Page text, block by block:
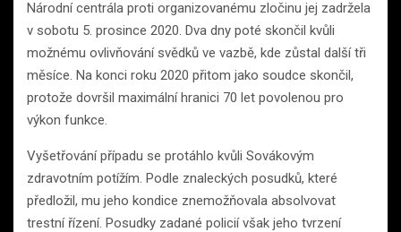
Národní centrála proti organizovanému zločinu jej zadržela
v sobotu 5. prosince 2020. Dva dny poté skončil kvůli
možnému ovlivňování svědků ve vazbě, kde zůstal další tři
měsíce. Na konci roku 2020 přitom jako soudce skončil,
protože dovršil maximální hranici 70 let povolenou pro
výkon funkce.
Vyšetřování případu se protáhlo kvůli Sovákovým
zdravotním potížím. Podle znaleckých posudků, které
předložil, mu jeho kondice znemožňovala absolvovat
trestní řízení. Posudky zadané policií však jeho tvrzení